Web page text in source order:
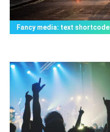
Fancy media: text shortcode